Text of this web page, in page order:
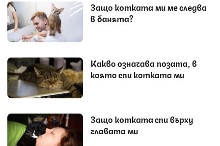
Защо котката ми ме следва
в банята?
Какво означава позата, в
която спи котката ми
Защо котката спи върху
главата ми